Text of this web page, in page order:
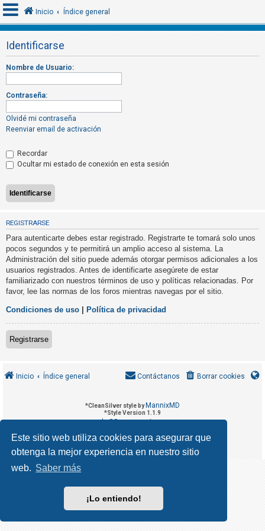
Este sitio web utiliza cookies para asegurar que
obtenga la mejor experiencia en nuestro sitio
web. Saber más
¡Lo entiendo!
I
d
e
n
t
i
f
i
a
r
s
e
R
e
i
s
t
a
T
e
s
Inicio Índice general
Identificarse
Nombre de Usuario:
Contraseña:
Olvidé mi contraseña
Reenviar email de activación
Recordar
Ocultar mi estado de conexión en esta sesión
REGISTRARSE
Para autenticarte debes estar registrado. Registrarte te tomará solo unos
pocos segundos y te permitirá un amplio acceso al sistema. La
Administración del sitio puede además otorgar permisos adicionales a los
usuarios registrados. Antes de identificarte asegúrete de estar
familiarizado con nuestros términos de uso y políticas relacionadas. Por
favor, lee las normas de los foros mientras navegas por el sitio.
Condiciones de uso Política de privacidad
Registrarse
Inicio Índice general Borrar cookies
Contáctanos
*CleanSilver style by MannixMD
*Style Version 1.1.9
phpBB
Traducción al español porphpBB España
Privacidad| Condiciones